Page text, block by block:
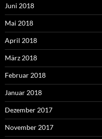
Juni 2018
Mai 2018
April 2018
März 2018
Februar 2018
Januar 2018
Dezember 2017
November 2017